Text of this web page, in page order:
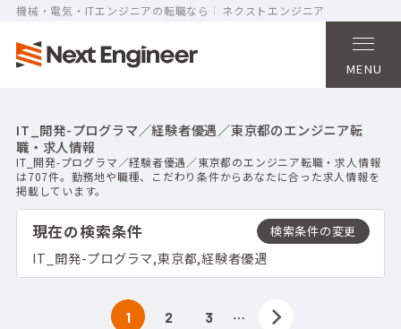
機械・電気・ITエンジニアの転職なら ネクストエンジニア
MENU
IT_開発-プログラマ／経験者優遇／東京都のエンジニア転
職・求人情報
IT_開発-プログラマ／経験者優遇／東京都のエンジニア転職・求人情報
は707件。勤務地や職種、こだわり条件からあなたに合った求人情報を
掲載しています。
現在の検索条件
IT_開発-プログラマ,東京都,経験者優遇
1 2 3 …